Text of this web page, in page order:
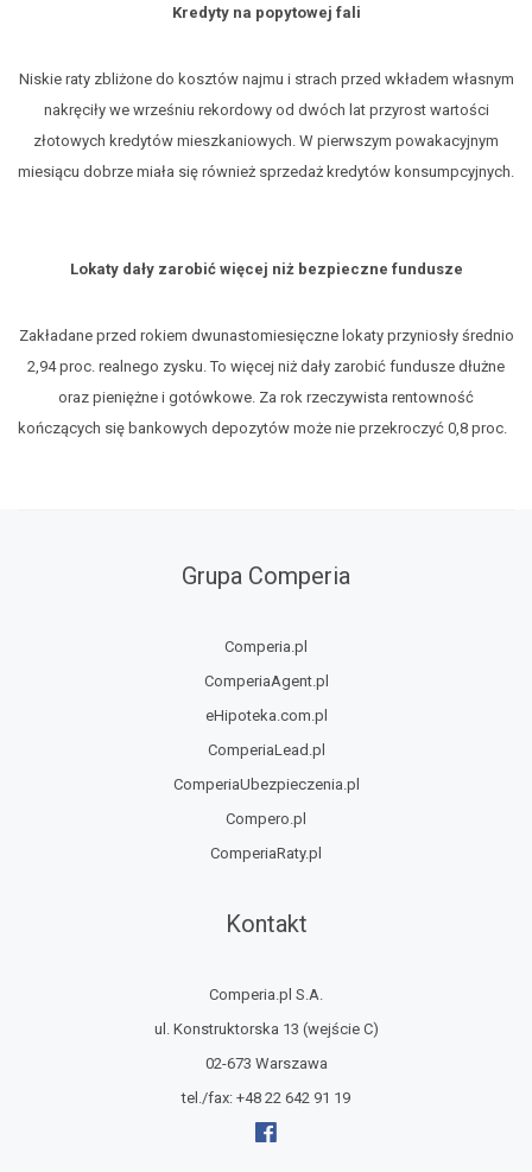
Kredyty na popytowej fali
Niskie raty zbliżone do kosztów najmu i strach przed wkładem własnym
nakręciły we wrześniu rekordowy od dwóch lat przyrost wartości
złotowych kredytów mieszkaniowych. W pierwszym powakacyjnym
miesiącu dobrze miała się również sprzedaż kredytów konsumpcyjnych.
Lokaty dały zarobić więcej niż bezpieczne fundusze
Zakładane przed rokiem dwunastomiesięczne lokaty przyniosły średnio
2,94 proc. realnego zysku. To więcej niż dały zarobić fundusze dłużne
oraz pieniężne i gotówkowe. Za rok rzeczywista rentowność
kończących się bankowych depozytów może nie przekroczyć 0,8 proc.
Grupa Comperia
Comperia.pl
ComperiaAgent.pl
eHipoteka.com.pl
ComperiaLead.pl
ComperiaUbezpieczenia.pl
Compero.pl
ComperiaRaty.pl
Kontakt
Comperia.pl S.A.
ul. Konstruktorska 13 (wejście C)
02-673 Warszawa
tel./fax: +48 22 642 91 19